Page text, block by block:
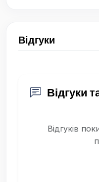
Відгуки
Відгуки
Відгуків